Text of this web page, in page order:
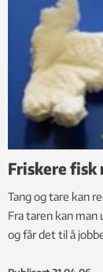
Friskere fisk
Tang og tare kan
Fra taren kan
og får det til å